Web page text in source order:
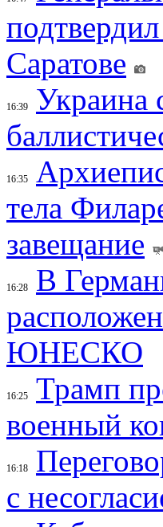
Саратове
16:39
Украина
16:35
тела
завещание
16:28
В
ЮНЕСКО
16:25
Трамп
военный
16:18
с